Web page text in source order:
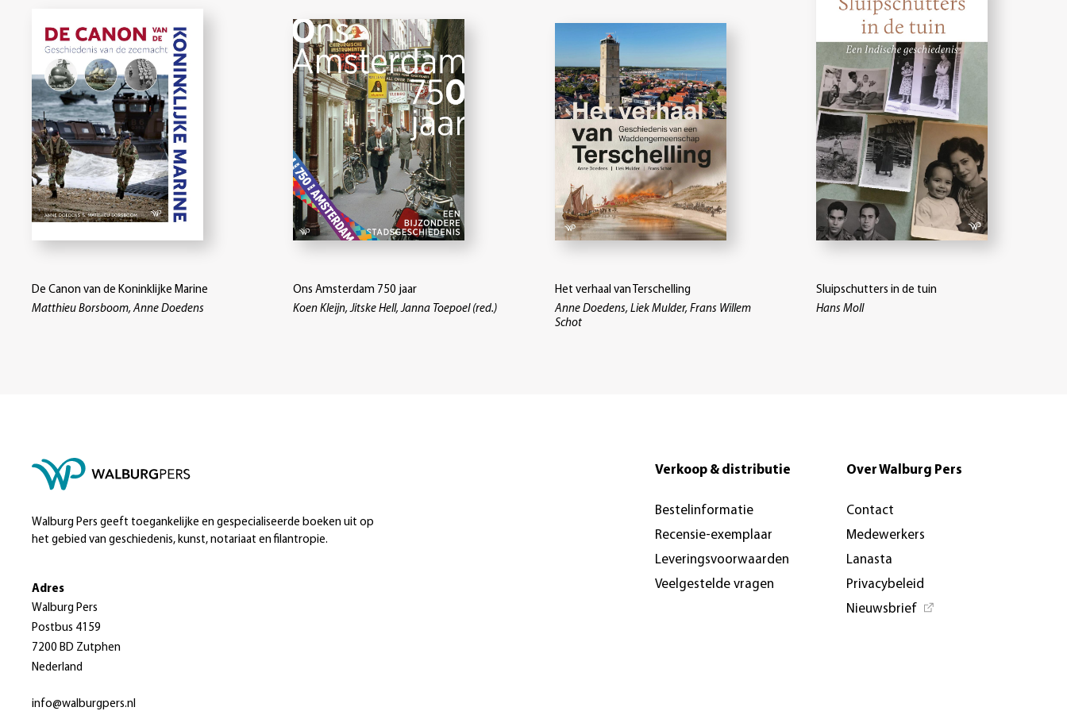
De Canon van de Koninklijke Marine
Matthieu Borsboom, Anne Doedens
Ons Amsterdam 750 jaar
Koen Kleijn, Jitske Hell, Janna Toepoel (red.)
Het verhaal van Terschelling
Anne Doedens, Liek Mulder, Frans Willem
Schot
Sluipschutters in de tuin
Hans Moll
Walburg Pers geeft toegankelijke en gespecialiseerde boeken uit op
het gebied van geschiedenis, kunst, notariaat en filantropie.
Adres
Walburg Pers
Postbus 4159
7200 BD Zutphen
Nederland
info@walburgpers.nl
Verkoop & distributie
Bestelinformatie
Recensie-exemplaar
Leveringsvoorwaarden
Veelgestelde vragen
Over Walburg Pers
Contact
Medewerkers
Lanasta
Privacybeleid
Nieuwsbrief